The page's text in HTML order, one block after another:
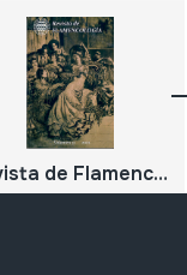
Revista de Flamencología 31